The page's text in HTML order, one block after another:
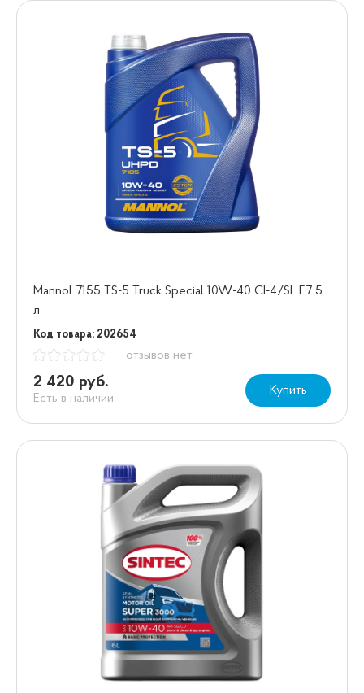
Mannol 7155 TS-5 Truck Special 10W-40 CI-4/SL E7 5
л
Код товара: 202654
— отзывов нет
2 420 руб.
Есть в наличии
Купить